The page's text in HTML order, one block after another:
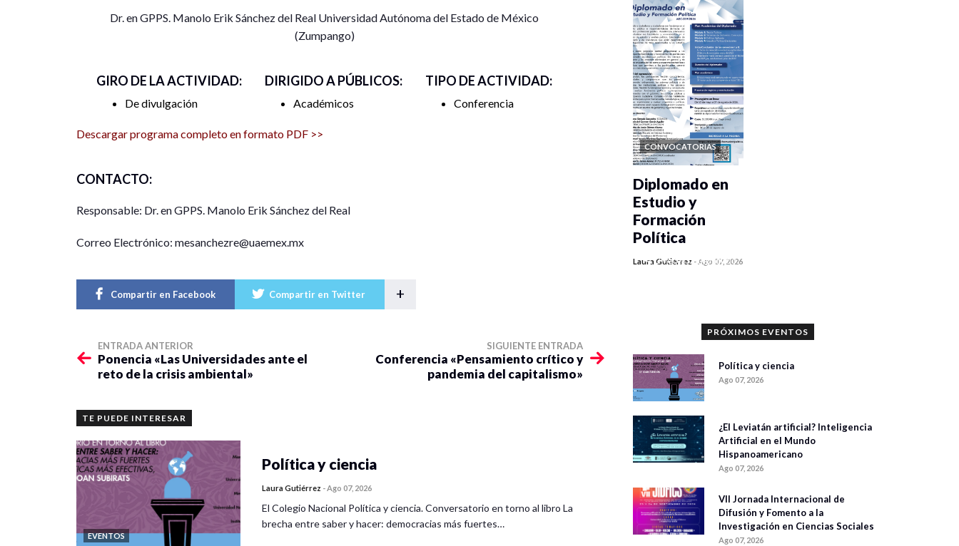
Dr. en GPPS. Manolo Erik Sánchez del Real Universidad Autónoma del Estado de México
(Zumpango)
GIRO DE LA ACTIVIDAD:
De divulgación
DIRIGIDO A PÚBLICOS:
Académicos
TIPO DE ACTIVIDAD:
Conferencia
Descargar programa completo en formato PDF >>
CONTACTO:
Responsable: Dr. en GPPS. Manolo Erik Sánchez del Real
Correo Electrónico: mesanchezre@uaemex.mx
Compartir en Facebook Compartir en Twitter +
ENTRADA ANTERIOR
Ponencia «Las Universidades ante el
reto de la crisis ambiental»
SIGUIENTE ENTRADA
Conferencia «Pensamiento crítico y
pandemia del capitalismo»
TE PUEDE INTERESAR
EVENTOS
Política y ciencia
Laura Gutiérrez -Ago 07, 2026
El Colegio Nacional Política y ciencia. Conversatorio en torno al libro La
brecha entre saber y hacer: democracias más fuertes…
CONVOCATORIAS
0 veces compartido
Diplomado en
Estudio y
Formación
Política
Laura Gutiérrez -Ago 07, 2026
PRÓXIMOS EVENTOS
Política y ciencia
Ago 07, 2026
¿El Leviatán artificial? Inteligencia
Artificial en el Mundo
Hispanoamericano
Ago 07, 2026
VII Jornada Internacional de
Difusión y Fomento a la
Investigación en Ciencias Sociales
Ago 07, 2026